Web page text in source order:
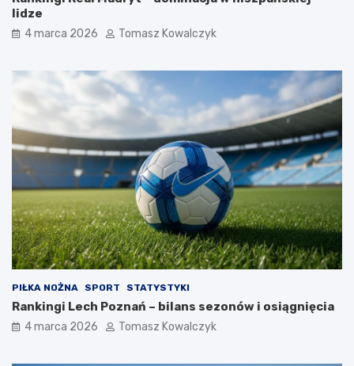
lidze
4 marca 2026 Tomasz Kowalczyk
PIŁKA NOŻNA SPORT STATYSTYKI
Rankingi Lech Poznań – bilans sezonów i osiągnięcia
4 marca 2026 Tomasz Kowalczyk